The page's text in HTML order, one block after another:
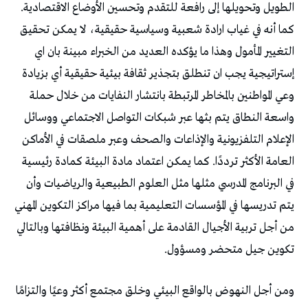
الطويل وتحويلها إلى رافعة للتقدم وتحسين الأوضاع الاقتصادية.
كما أنه في غياب ارادة شعبية وسياسية حقيقية، لا يمكن تحقيق
التغيير المأمول وهذا ما يؤكده العديد من الخبراء مبينة بان اي
إستراتيجية يجب ان تنطلق بتجذير ثقافة بيئية حقيقية أي بزيادة
وعي المواطنين بالمخاطر المرتبطة بانتشار النفايات من خلال حملة
واسعة النطاق يتم بثها عبر شبكات التواصل الاجتماعي ووسائل
الإعلام التلفزيونية والإذاعات والصحف وعبر ملصقات في الأماكن
العامة الأكثر ترددًا. كما يمكن اعتماد مادة البيئة كمادة رئيسية
في البرنامج المدرسي مثلها مثل العلوم الطبيعية والرياضيات وأن
يتم تدريسها في المؤسسات التعليمية بما فيها مراكز التكوين المهني
من أجل تربية الأجيال القادمة على أهمية البيئة ونظافتها وبالتالي
تكوين جيل متحضر ومسؤول.
ومن أجل النهوض بالواقع البيئي وخلق مجتمع أكثر وعيًا والتزامًا